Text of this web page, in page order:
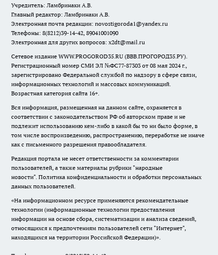
Учредитель: Ламбринаки А.В.
Главный редактор: Ламбринаки А.В.
Электронная почта редакции: novostigoroda1@yandex.ru
Телефоны: 8(8212)39-14-42, 89041001090
Электронная для других вопросов: x2dt@mail.ru
Сетевое издание WWW.PROGOROD35.RU (ВВВ.ПРОГОРОД35.РУ).
Регистрационный номер СМИ ЭЛ №ФС77-87303 от 08 мая 2024 г.,
зарегистрировано Федеральной службой по надзору в сфере связи,
информационных технологий и массовых коммуникаций.
Возрастная категория сайта 16+.
Вся информация, размещенная на данном сайте, охраняется в
соответствии с законодательством РФ об авторском праве и не
подлежит использованию кем-либо в какой бы то ни было форме, в
том числе воспроизведению, распространению, переработке не иначе
как с письменного разрешения правообладателя.
Редакция портала не несет ответственности за комментарии
пользователей, а также материалы рубрики "народные
новости". Политика конфиденциальности и обработки персональных
данных пользователей.
«На информационном ресурсе применяются рекомендательные
технологии (информационные технологии предоставления
информации на основе сбора, систематизации и анализа сведений,
относящихся к предпочтениям пользователей сети "Интернет",
находящихся на территории Российской Федерации)».